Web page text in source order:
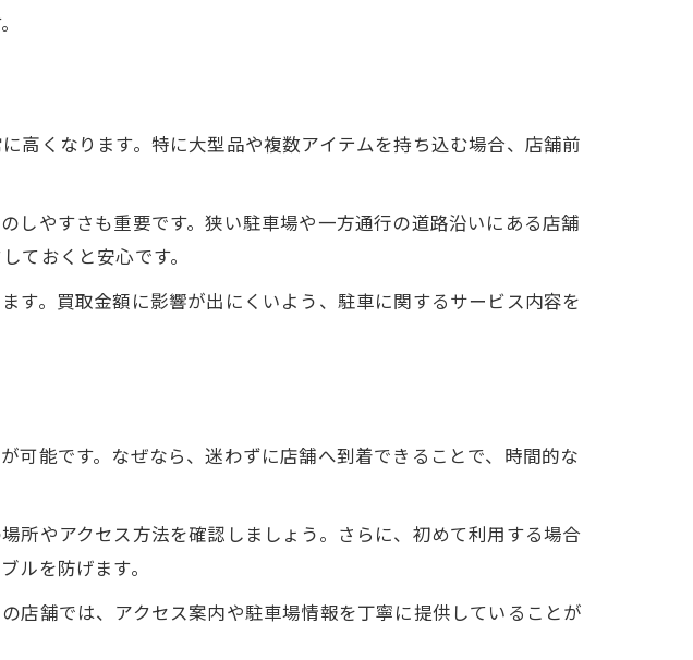
店が増えている理由
視したいアクセス性
高くなります。特に大型品や複数アイテムを持ち込む場合、店舗前
しやすさも重要です。狭い駐車場や一方通行の道路沿いにある店舗
ておくと安心です。
す。買取金額に影響が出にくいよう、駐車に関するサービス内容を
可能です。なぜなら、迷わずに店舗へ到着できることで、時間的な
所やアクセス方法を確認しましょう。さらに、初めて利用する場合
ルを防げます。
店舗では、アクセス案内や駐車場情報を丁寧に提供していることが